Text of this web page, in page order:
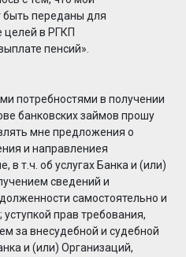
быть переданы для
целей в РГКП
пенсий».
потребностями в получении
банковских займов прошу
мне предложения о
и направлениея
в т.ч. об услугах Банка и (или)
сведений и
самостоятельно и
прав требования,
за внесудебной и судебной
и (или) Организаций,